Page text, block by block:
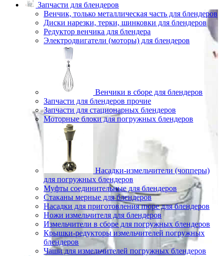
Запчасти для блендеров
Венчик, только металлическая часть для блендеров
Диски нарезки, терки, шинковки для блендеров
Редуктор венчика для блендера
Электродвигатели (моторы) для блендеров
Венчики в сборе для блендеров
Запчасти для блендеров прочие
Запчасти для стационарных блендеров
Моторные блоки для погружных блендеров
Насадки-измельчители (чопперы)
для погружных блендеров
Муфты соединительные для блендеров
Стаканы мерные для блендеров
Насадки для приготовления пюре для блендеров
Ножи измельчителя для блендеров
Измельчители в сборе для погружных блендеров
Крышки-редукторы измельчителей погружных
блендеров
Чаши для измельчителей погружных блендеров